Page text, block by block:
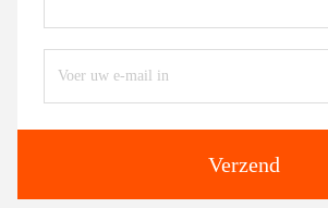
Verzend